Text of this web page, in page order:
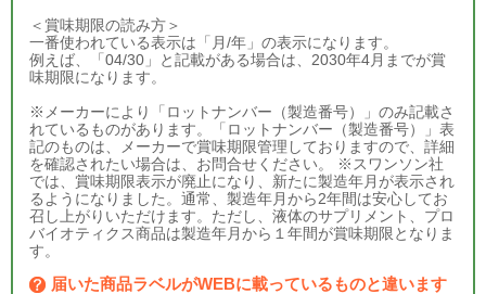
＜賞味期限の読み方＞
一番使われている表示は「月/年」の表示になります。
例えば、「04/30」と記載がある場合は、2030年4月までが賞
味期限になります。
※メーカーにより「ロットナンバー（製造番号）」のみ記載さ
れているものがあります。「ロットナンバー（製造番号）」表
記のものは、メーカーで賞味期限管理しておりますので、詳細
を確認されたい場合は、お問合せください。 ※スワンソン社
では、賞味期限表示が廃止になり、新たに製造年月が表示され
るようになりました。通常、製造年月から2年間は安心してお
召し上がりいただけます。ただし、液体のサプリメント、プロ
バイオティクス商品は製造年月から１年間が賞味期限となりま
す。
届いた商品ラベルがWEBに載っているものと違います